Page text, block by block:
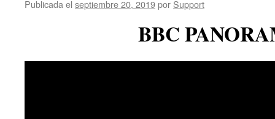
Publicada el septiembre 20, 2019por Support
BBC